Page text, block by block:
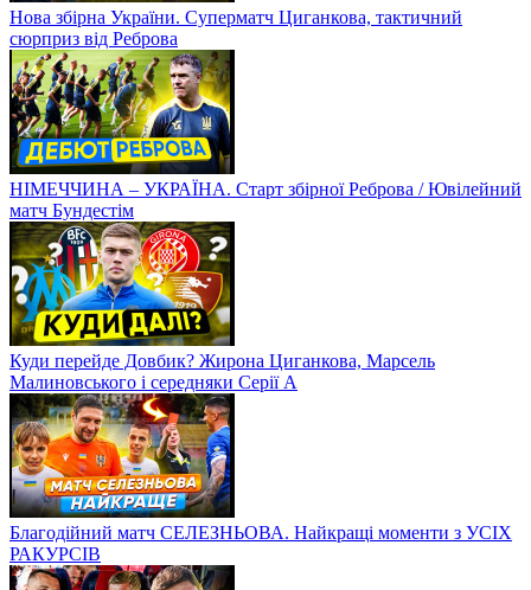
Нова збірна України. Суперматч Циганкова, тактичний
сюрприз від Реброва
НІМЕЧЧИНА – УКРАЇНА. Старт збірної Реброва / Ювілейний
матч Бундестім
Куди перейде Довбик? Жирона Циганкова, Марсель
Малиновського і середняки Серії А
Благодійний матч СЕЛЕЗНЬОВА. Найкращі моменти з УСІХ
РАКУРСІВ